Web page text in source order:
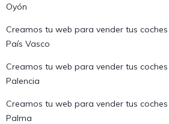
Oyón
Creamos tu web para vender tus
País Vasco
Creamos tu web para vender tus
Palencia
Creamos tu web para vender tus
Palma